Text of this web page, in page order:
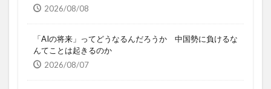
2026/08/08
「AIの将来」ってどうなるんだろうか 中国勢に負けるな
んてことは起きるのか
2026/08/07